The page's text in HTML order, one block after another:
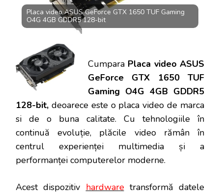
999.99
Placa video ASUS GeForce GTX 1650 TUF Gaming
O4G 4GB GDDR5 128-bit
Cumpara Placa video ASUS
GeForce GTX 1650 TUF
Gaming O4G 4GB GDDR5
128-bit, deoarece este o placa video de marca
si de o buna calitate. Cu tehnologiile în
continuă evoluție, plăcile video rămân în
centrul experienței multimedia și a
performanței computerelor moderne.
Acest dispozitiv hardwaretransformă datele